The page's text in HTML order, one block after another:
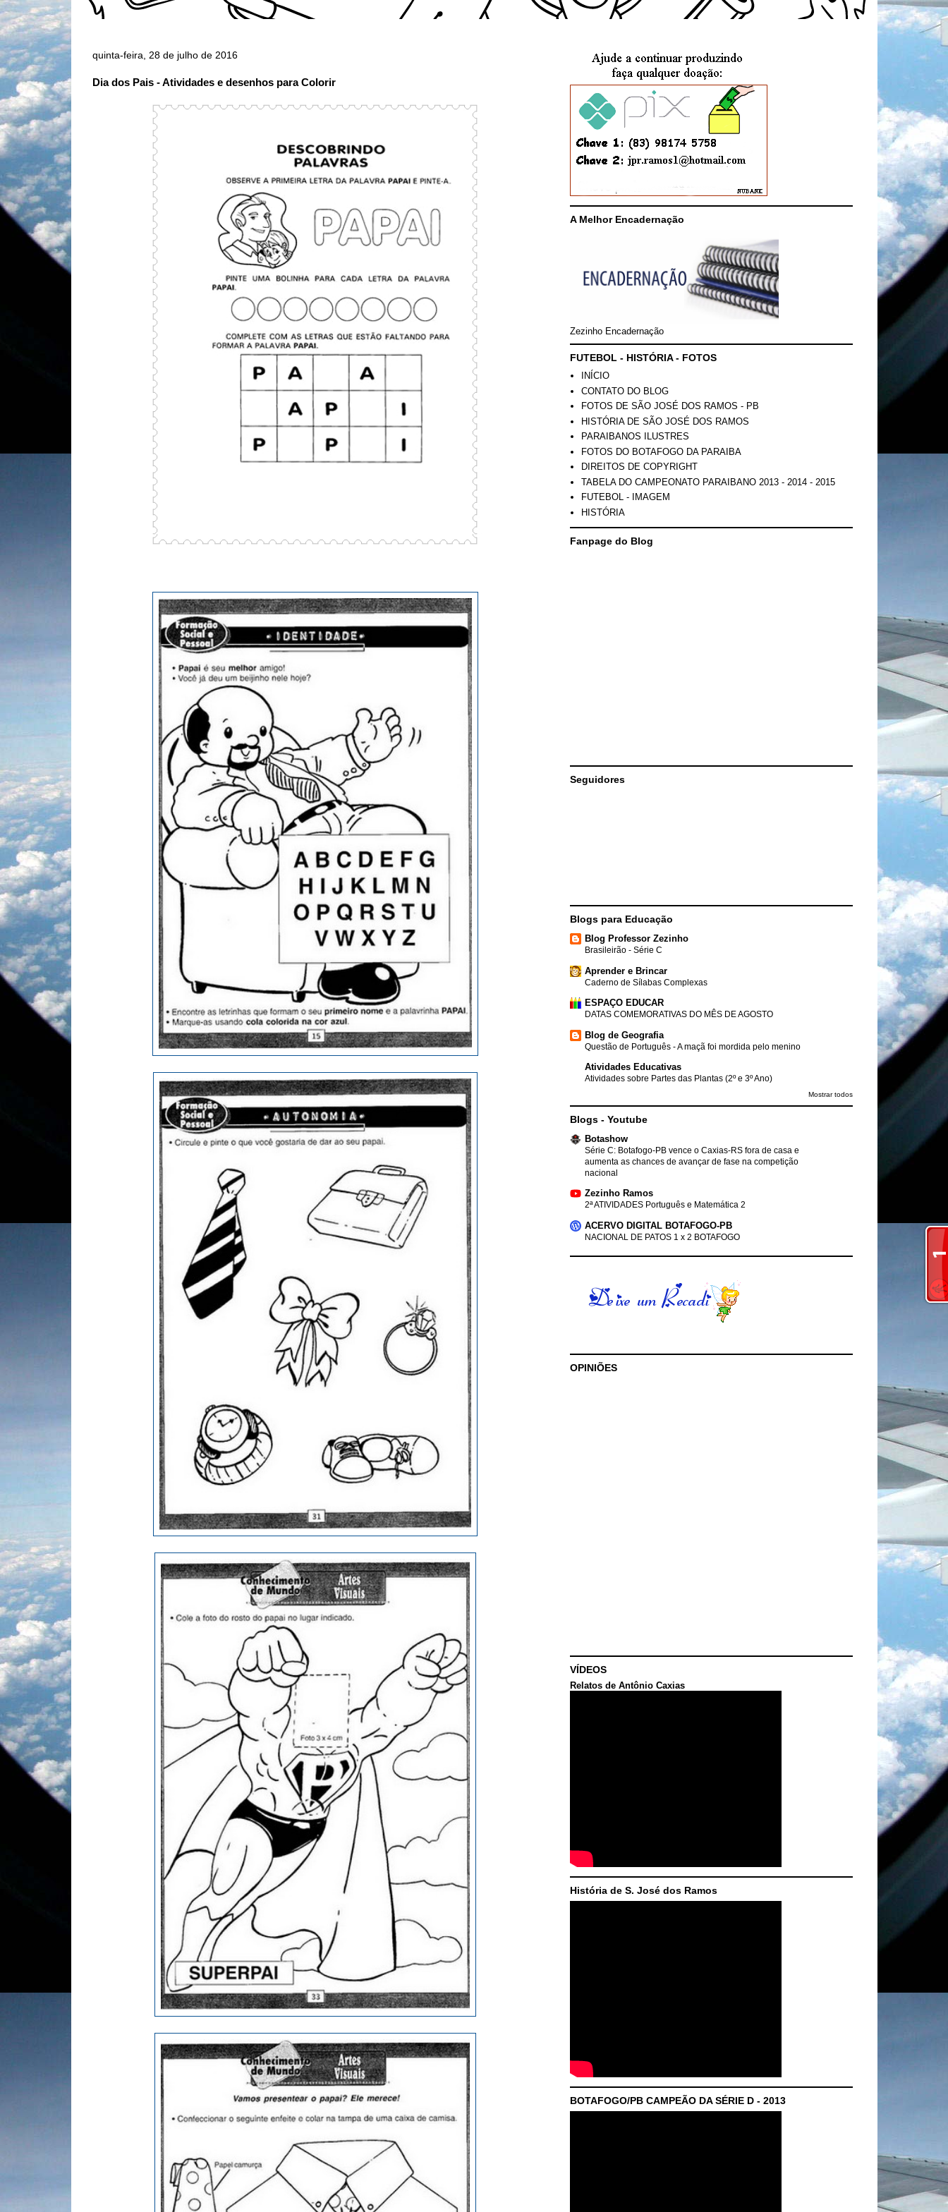
quinta-feira, 28 de julho de 2016
Dia dos Pais - Atividades e desenhos para Colorir
A Melhor Encadernação
Zezinho Encadernação
FUTEBOL - HISTÓRIA - FOTOS
INÍCIO
CONTATO DO BLOG
FOTOS DE SÃO JOSÉ DOS RAMOS - PB
HISTÓRIA DE SÃO JOSÉ DOS RAMOS
PARAIBANOS ILUSTRES
FOTOS DO BOTAFOGO DA PARAIBA
DIREITOS DE COPYRIGHT
TABELA DO CAMPEONATO PARAIBANO 2013 - 2014 - 2015
FUTEBOL - IMAGEM
HISTÓRIA
Fanpage do Blog
Seguidores
Blogs para Educação
Blog Professor Zezinho
Brasileirão - Série C
Aprender e Brincar
Caderno de Sílabas Complexas
ESPAÇO EDUCAR
DATAS COMEMORATIVAS DO MÊS DE AGOSTO
Blog de Geografia
Questão de Português - A maçã foi mordida pelo menino
Atividades Educativas
Atividades sobre Partes das Plantas (2º e 3º Ano)
Mostrar todos
Blogs - Youtube
Botashow
Série C: Botafogo-PB vence o Caxias-RS fora de casa e
aumenta as chances de avançar de fase na competição
nacional
Zezinho Ramos
2ª ATIVIDADES Português e Matemática 2
ACERVO DIGITAL BOTAFOGO-PB
NACIONAL DE PATOS 1 x 2 BOTAFOGO
OPINIÕES
VÍDEOS
Relatos de Antônio Caxias
História de S. José dos Ramos
BOTAFOGO/PB CAMPEÃO DA SÉRIE D - 2013